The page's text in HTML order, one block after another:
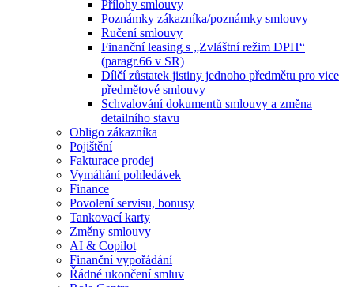
Přílohy smlouvy
Poznámky zákazníka/poznámky smlouvy
Ručení smlouvy
Finanční leasing s „Zvláštní režim DPH“
(paragr.66 v SR)
Dílčí zůstatek jistiny jednoho předmětu pro vice
předmětové smlouvy
Schvalování dokumentů smlouvy a změna
detailního stavu
Obligo zákazníka
Pojištění
Fakturace prodej
Vymáhání pohledávek
Finance
Povolení servisu, bonusy
Tankovací karty
Změny smlouvy
AI & Copilot
Finanční vypořádání
Řádné ukončení smluv